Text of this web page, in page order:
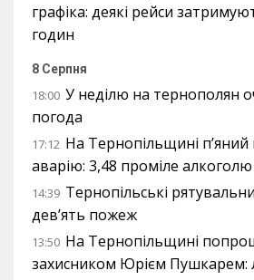
графіка: деякі рейси
годин
8 Серпня
18:00 У неділю на тернополян
погода
17:12 На Тернопільщині п’яний
аварію: 3,48 проміле алкоголю
14:39 Тернопільські
дев’ять пожеж
13:50 На Тернопільщині
захисником Юрієм Пушкарем: